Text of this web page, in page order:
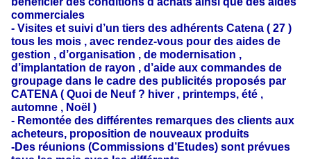
commerciales
- Visites et suivi d’un tiers des adhérents Catena ( 27 )
tous les mois , avec rendez-vous pour des aides de
gestion , d’organisation , de modernisation ,
d’implantation de rayon , d’aide aux commandes de
groupage dans le cadre des publicités proposés par
CATENA ( Quoi de Neuf ? hiver , printemps, été ,
automne , Noël )
- Remontée des différentes remarques des clients aux
acheteurs, proposition de nouveaux produits
-Des réunions (Commissions d’Etudes) sont prévues